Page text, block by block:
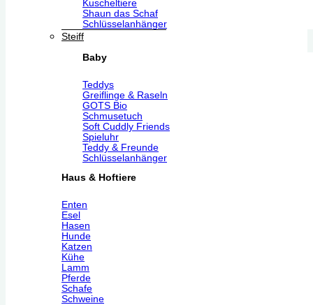
Kuscheltiere
Shaun das Schaf
Schlüsselanhänger
Steiff
Baby
Teddys
Greiflinge & Raseln
GOTS Bio
Schmusetuch
Soft Cuddly Friends
Spieluhr
Teddy & Freunde
Schlüsselanhänger
Haus & Hoftiere
Enten
Esel
Hasen
Hunde
Katzen
Kühe
Lamm
Pferde
Schafe
Schweine